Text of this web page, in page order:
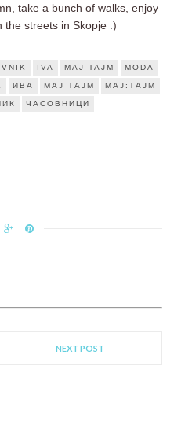
take a bunch of walks, enjoy
the streets in Skopje :)
IVA MAJ TAJM MODA
ИВА МАЈ ТАЈМ МАЈ:ТАЈМ
ЧАСОВНИЦИ
NEXT POST